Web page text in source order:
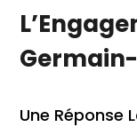
Une Réponse